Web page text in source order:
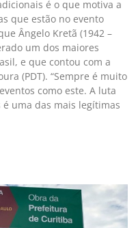
é o que motiva a
que estão no evento
Ângelo Kretã (1942 –
um dos maiores
e que contou com a
(PDT). “Sempre é muito
como este. A luta
uma das mais legítimas